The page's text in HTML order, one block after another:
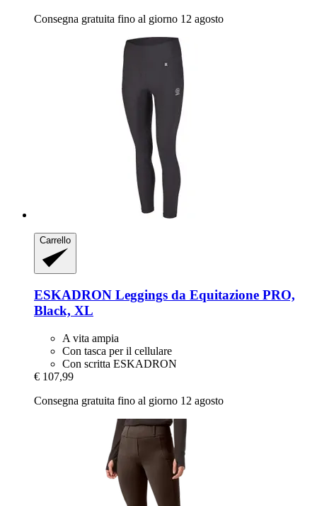
Consegna gratuita fino al giorno 12 agosto
Carrello
ESKADRON Leggings da Equitazione PRO,
Black, XL
A vita ampia
Con tasca per il cellulare
Con scritta ESKADRON
€ 107,99
Consegna gratuita fino al giorno 12 agosto